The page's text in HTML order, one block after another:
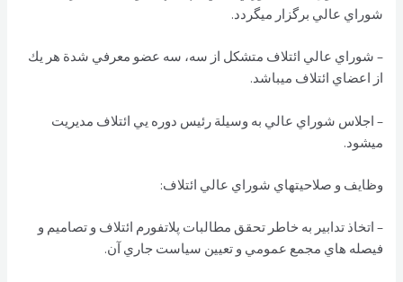
شوراي عالي برگزار ميگردد.
– شوراي عالي ائتلاف متشكل از سه، سه عضو معرفي شدة هر يك
از اعضاي ائتلاف ميباشد.
– اجلاس شوراي عالي به وسيلة رئيس دوره يي ائتلاف مديريت
ميشود.
وظايف و صلاحيتهاي شوراي عالي ائتلاف:
– اتخاذ تدابير به خاطر تحقق مطالبات پلاتفورم ائتلاف و تصاميم و
فيصله هاي مجمع عمومي و تعيين سياست جاري آن.